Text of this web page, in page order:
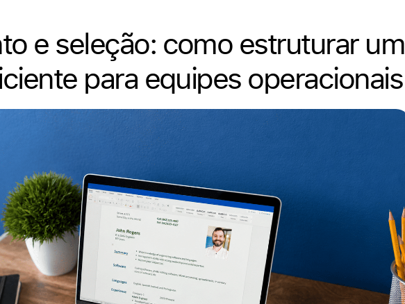
e seleção: como estruturar um
para equipes operacionais